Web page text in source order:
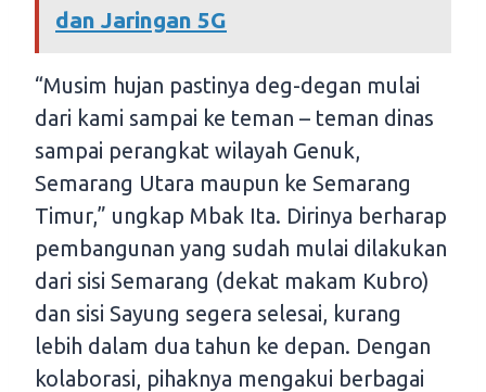
dan Jaringan 5G
“Musim hujan pastinya deg-degan mulai
dari kami sampai ke teman – teman dinas
sampai perangkat wilayah Genuk,
Semarang Utara maupun ke Semarang
Timur,” ungkap Mbak Ita. Dirinya berharap
pembangunan yang sudah mulai dilakukan
dari sisi Semarang (dekat makam Kubro)
dan sisi Sayung segera selesai, kurang
lebih dalam dua tahun ke depan. Dengan
kolaborasi, pihaknya mengakui berbagai